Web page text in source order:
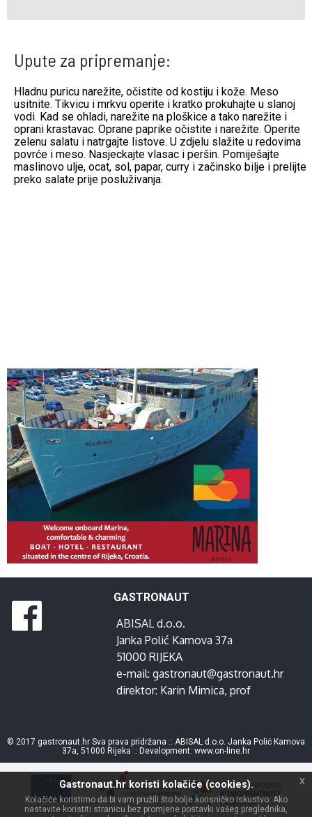
Upute za pripremanje:
Hladnu puricu narežite, očistite od kostiju i kože. Meso
usitnite. Tikvicu i mrkvu operite i kratko prokuhajte u slanoj
vodi. Kad se ohladi, narežite na ploškice a tako narežite i
oprani krastavac. Oprane paprike očistite i narežite. Operite
zelenu salatu i natrgajte listove. U zdjelu slažite u redovima
povrće i meso. Nasjeckajte vlasac i peršin. Pomiješajte
maslinovo ulje, ocat, sol, papar, curry i začinsko bilje i prelijte
preko salate prije posluživanja.
GASTRONAUT
ABISAL d.o.o.
Janka Polić Kamova 37a
51000 RIJEKA
e-mail: gastronaut@gastronaut.hr
direktor: Karin Mimica, prof
© 2017 gastronaut.hr Sva prava pridržana :: ABISAL d.o.o. Janka Polić Kamova
37a, 51000 Rijeka :: Development: www.on-line.hr
Gastronaut.hr koristi kolačiće (cookies).
Kolačiće koristimo da bi vam pružili što bolje korisničko iskustvo. Ako
nastavite koristiti stranicu bez promjene postavki vašeg preglednika,
x